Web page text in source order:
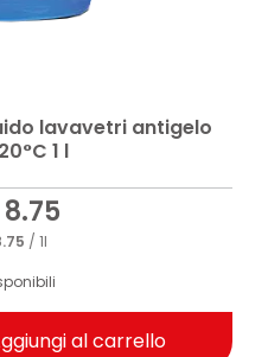
lavavetri antigelo
1 l
8.75
/ 1l
al carrello